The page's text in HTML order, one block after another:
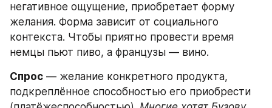
негативное ощущение, приобретает форму
желания. Форма зависит от социального
контекста. Чтобы приятно провести время
немцы пьют пиво, а французы — вино.
Спрос — желание конкретного продукта,
подкреплённое способностью его приобрести